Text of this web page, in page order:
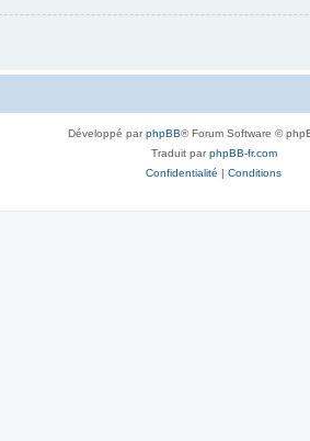
Développé parphpBB® Forum Software ©
Traduit parphpBB-fr.com
Confidentialité | Conditions